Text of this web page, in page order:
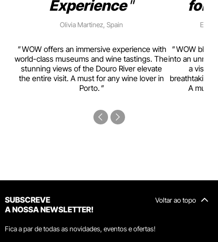
Experience
Olivia Martinez, Spain
WOW offers an immersive experience with
world-class museums and wine tastings. The
stunning views of the Douro River elevate
the entire visit. A must for any wine lover in
Porto.
for
WOW
into an
a visual
breathtaking
A must-
Voltar ao topo
SUBSCREVE
A NOSSA NEWSLETTER!
Fica a par de todas as novidades, eventos e ofertas!